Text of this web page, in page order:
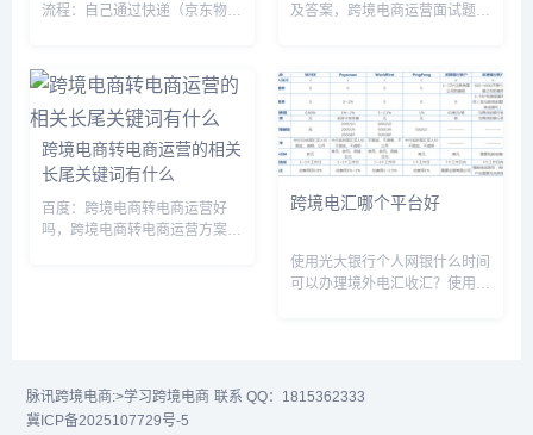
流程：自己通过快递（京东物
——统一运往国内——进入保税
仓储存（受到海关监督）——平
台售出——商品出保税仓，缴关
税、清...
及答案，跨境电商运营面试题模
运营复试情景题，跨境电商面试
技巧，跨境电商面试怎么说，跨
境电商面试专业术语，跨境电商
公司...
跨境电商转电商运营的相关
长尾关键词有什么
百度：跨境电商转电商运营好
吗，跨境电商转电商运营方案，
跨境电汇哪个平台好
使用光大银行个人网银什么时间
可以办理境外电汇收汇？使用光
传给目的地的分行或代理行（汇
脉讯跨境电商:>学习跨境电商 联系 QQ：1815362333
冀ICP备2025107729号-5